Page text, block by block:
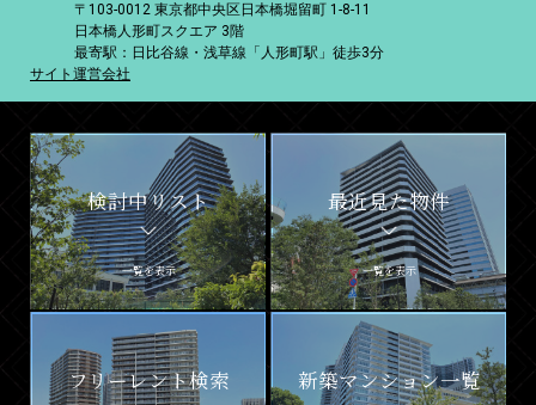
〒103-0012 東京都中央区日本橋堀留町 1-8-11
日本橋人形町スクエア 3階
最寄駅：日比谷線・浅草線「人形町駅」徒歩3分
サイト運営会社
検討中リスト
一覧を表示
最近見た物件
一覧を表示
フリーレント検索 新築マンション一覧